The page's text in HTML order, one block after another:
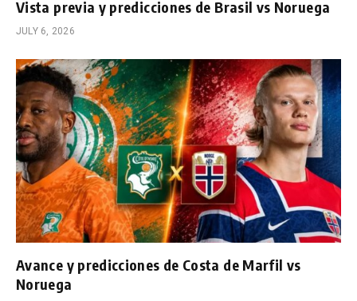
Vista previa y predicciones de Brasil vs Noruega
JULY 6, 2026
Avance y predicciones de Costa de Marfil vs
Noruega